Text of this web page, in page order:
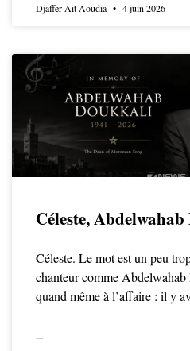
Djaffer Ait Aoudia 4 juin 2026
Céleste,
Céleste. Le mot est un peu
chanteur comme
quand même à l’affaire : il y